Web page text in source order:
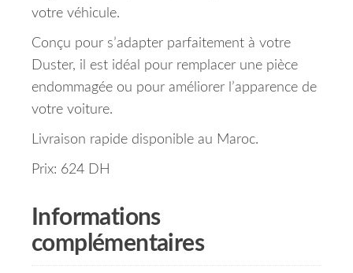
votre véhicule.
Conçu pour s’adapter parfaitement à votre
Duster, il est idéal pour remplacer une pièce
endommagée ou pour améliorer l’apparence de
votre voiture.
Livraison rapide disponible au Maroc.
Prix: 624 DH
Informations
complémentaires